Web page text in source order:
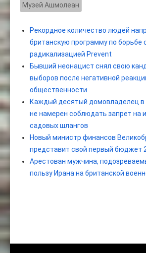
Музей Ашмолеан
Рекордное количество людей
британскую программу по борьбе
радикализацией Prevent
Бывший неонацист снял свою
выборов после негативной
общественности
Каждый десятый домовладелец в
не намерен соблюдать запрет на
садовых шлангов
Новый министр финансов
представит свой первый бюджет
Арестован мужчина,
пользу Ирана на британской